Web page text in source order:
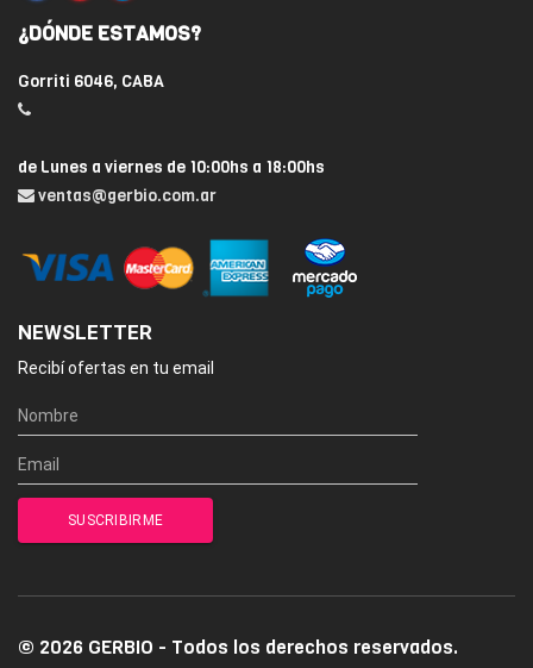
¿DÓNDE ESTAMOS?
Gorriti 6046, CABA
de Lunes a viernes de 10:00hs a 18:00hs
ventas@gerbio.com.ar
NEWSLETTER
Recibí ofertas en tu email
© 2026 GERBIO - Todos los derechos reservados.